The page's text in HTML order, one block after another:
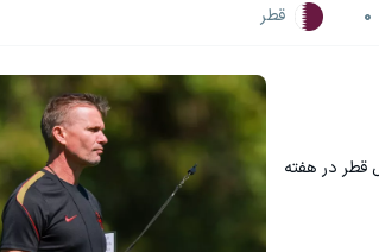
0 قطر
قطر در هفته